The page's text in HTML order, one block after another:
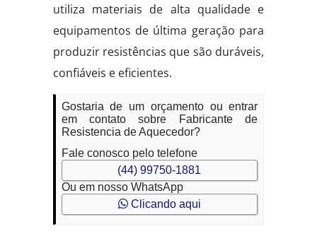
utiliza materiais de alta qualidade e
equipamentos de última geração para
produzir resistências que são duráveis,
confiáveis e eficientes.
Gostaria de um orçamento ou entrar
em contato sobre Fabricante de
Resistencia de Aquecedor?
Fale conosco pelo telefone
(44) 99750-1881
Ou em nosso WhatsApp
Clicando aqui